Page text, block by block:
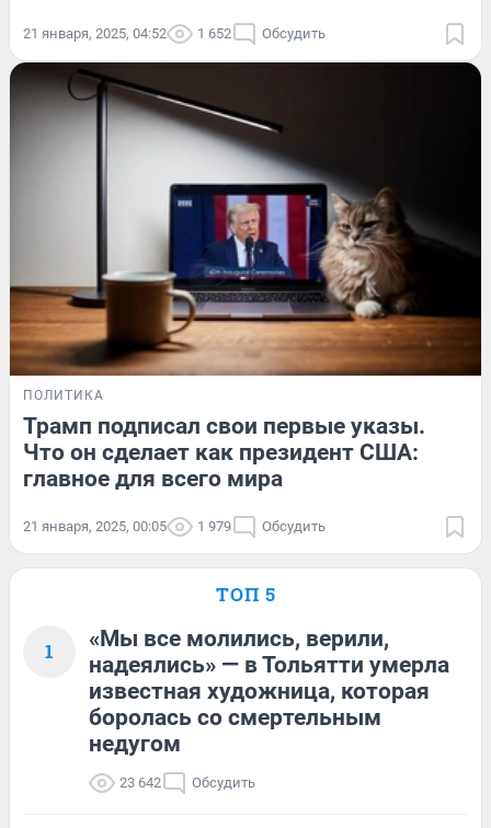
21 января, 2025, 04:52 1 652 Обсудить
ПОЛИТИКА
Трамп подписал свои первые указы.
Что он сделает как президент США:
главное для всего мира
21 января, 2025, 00:05 1 979 Обсудить
ТОП 5
1
«Мы все молились, верили,
надеялись» — в Тольятти умерла
известная художница, которая
боролась со смертельным
недугом
23 642 Обсудить